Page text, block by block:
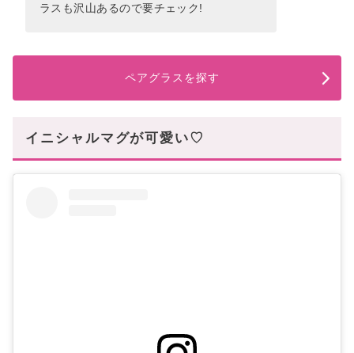
ラスも沢山あるので要チェック!
ペアグラスを探す
イニシャルマグが可愛い♡